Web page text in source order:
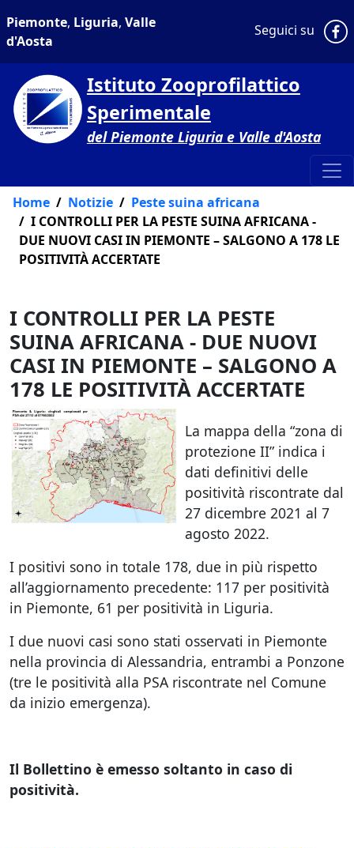
Piemonte, Liguria, Valle
d'Aosta
Seguici su
Istituto Zooprofilattico
Sperimentale
del Piemonte Liguria e Valle d'Aosta
Home Notizie
Peste suina africana
I CONTROLLI PER LA PESTE SUINA AFRICANA -
DUE NUOVI CASI IN PIEMONTE – SALGONO A 178 LE
POSITIVITÀ ACCERTATE
I CONTROLLI PER LA PESTE
SUINA AFRICANA - DUE NUOVI
CASI IN PIEMONTE – SALGONO A
178 LE POSITIVITÀ ACCERTATE
La mappa della “zona di
protezione II” indica i
dati definitivi delle
positività riscontrate dal
27 dicembre 2021 al 7
agosto 2022.
I positivi sono in totale 178, due in più rispetto
all’aggiornamento precedente: 117 per positività
in Piemonte, 61 per positività in Liguria.
I due nuovi casi sono stati osservati in Piemonte
nella provincia di Alessandria, entrambi a Ponzone
(tre le positività alla PSA riscontrate nel Comune
da inizio emergenza).
Il Bollettino è emesso soltanto in caso di
positività.